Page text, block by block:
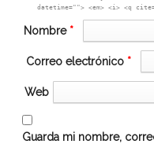
datetime=""> <em> <i> <q
Nombre *
Correo electrónico *
Web
Guarda mi nombre,